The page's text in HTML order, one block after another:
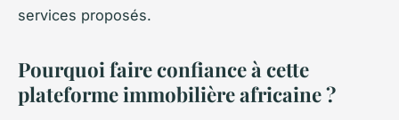
services proposés.
Pourquoi faire confiance à cette
plateforme immobilière africaine ?